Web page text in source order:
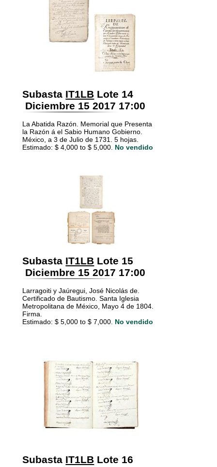
Subasta IT1LB Lote 14
Diciembre 15 2017 17:00
La Abatida Razón. Memorial que Presenta
la Razón á el Sabio Humano Gobierno.
México, a 3 de Julio de 1731. 5 hojas.
Estimado: $ 4,000 to $ 5,000. No vendido
Subasta IT1LB Lote 15
Diciembre 15 2017 17:00
Larragoiti y Jaúregui, José Nicolás de.
Certificado de Bautismo. Santa Iglesia
Metropolitana de México, Mayo 4 de 1804.
Firma.
Estimado: $ 5,000 to $ 7,000. No vendido
Subasta IT1LB Lote 16